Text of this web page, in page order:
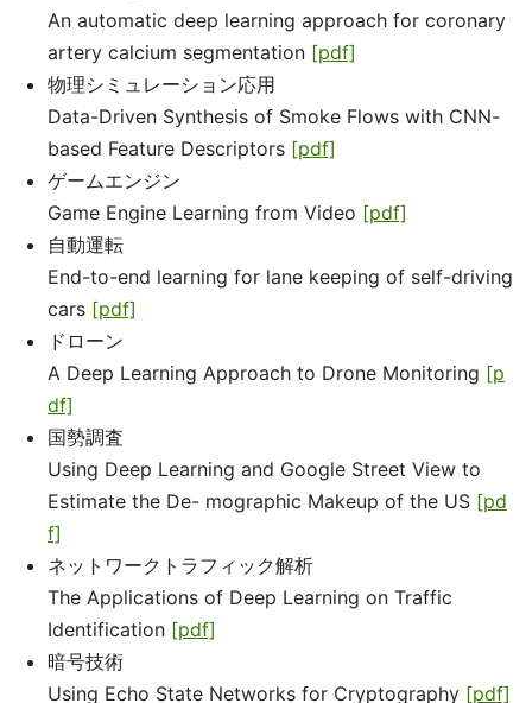
An automatic deep learning approach for coronary
artery calcium segmentation [pdf]
物理シミュレーション応用
Data-Driven Synthesis of Smoke Flows with CNN-
based Feature Descriptors [pdf]
ゲームエンジン
Game Engine Learning from Video [pdf]
自動運転
End-to-end learning for lane keeping of self-driving
cars [pdf]
ドローン
A Deep Learning Approach to Drone Monitoring [p
df]
国勢調査
Using Deep Learning and Google Street View to
Estimate the De- mographic Makeup of the US [pd
f]
ネットワークトラフィック解析
The Applications of Deep Learning on Traffic
Identification [pdf]
暗号技術
Using Echo State Networks for Cryptography [pdf]